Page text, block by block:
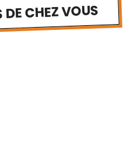
CHEZ VOUS